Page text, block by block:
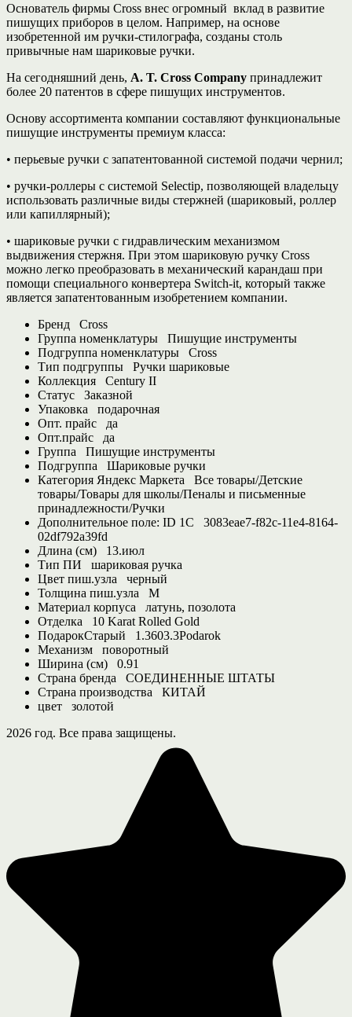
Основатель фирмы Cross внес огромный вклад в развитие
пишущих приборов в целом. Например, на основе
изобретенной им ручки-стилографа, созданы столь
привычные нам шариковые ручки.
На сегодняшний день, A. T. Cross Company принадлежит
более 20 патентов в сфере пишущих инструментов.
Основу ассортимента компании составляют функциональные
пишущие инструменты премиум класса:
• перьевые ручки с запатентованной системой подачи чернил;
• ручки-роллеры с системой Selectip, позволяющей владельцу
использовать различные виды стержней (шариковый, роллер
или капиллярный);
• шариковые ручки с гидравлическим механизмом
выдвижения стержня. При этом шариковую ручку Cross
можно легко преобразовать в механический карандаш при
помощи специального конвертера Switch-it, который также
является запатентованным изобретением компании.
Бренд
Cross
Группа номенклатуры
Пишущие инструменты
Подгруппа номенклатуры
Cross
Тип подгруппы
Ручки шариковые
Коллекция
Century II
Статус
Заказной
Упаковка
подарочная
Опт. прайс
да
Опт.прайс
да
Группа
Пишущие инструменты
Подгруппа
Шариковые ручки
Категория Яндекс Маркета
Все товары/Детские
товары/Товары для школы/Пеналы и письменные
принадлежности/Ручки
Дополнительное поле: ID 1С
3083eae7-f82c-11e4-8164-
02df792a39fd
Длина (см)
13.июл
Тип ПИ
шариковая ручка
Цвет пиш.узла
черный
Толщина пиш.узла
M
Материал корпуса
латунь, позолота
Отделка
10 Karat Rolled Gold
ПодарокСтарый
1.3603.3Podarok
Механизм
поворотный
Ширина (см)
0.91
Страна бренда
СОЕДИНЕННЫЕ ШТАТЫ
Страна производства
КИТАЙ
цвет
золотой
2026 год. Все права защищены.